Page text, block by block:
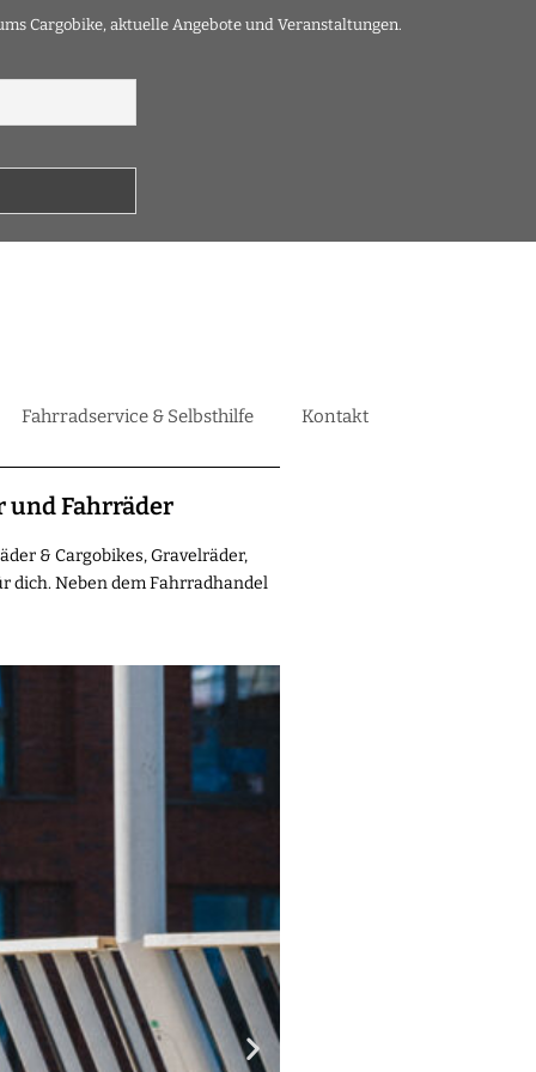
Cargobike, aktuelle Angebote und Veranstaltungen.
Fahrradservice & Selbsthilfe Kontakt
und Fahrräder
& Cargobikes, Gravelräder,
dich. Neben dem Fahrradhandel